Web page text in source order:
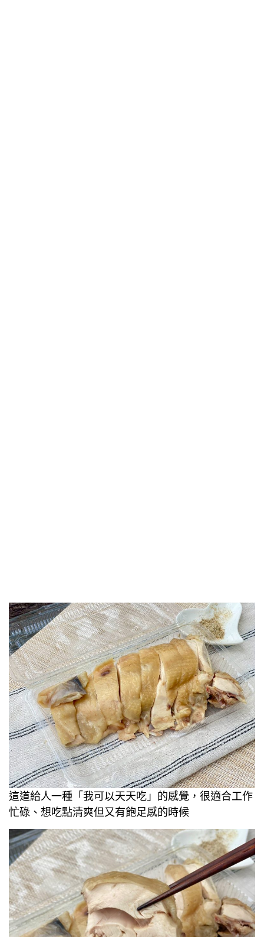
這道給人一種「我可以天天吃」的感覺，很適合工作
忙碌、想吃點清爽但又有飽足感的時候